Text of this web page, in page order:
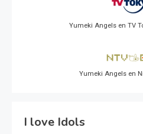
Yumeki Angels en TV
Yumeki Angels en
I love Idols